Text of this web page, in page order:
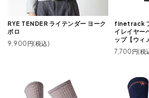
RYE TENDER ライテンダー ヨーク
ポロ
9,900円(税込)
finetrack
イレイヤー
ップ【ウィ
7,700円(税